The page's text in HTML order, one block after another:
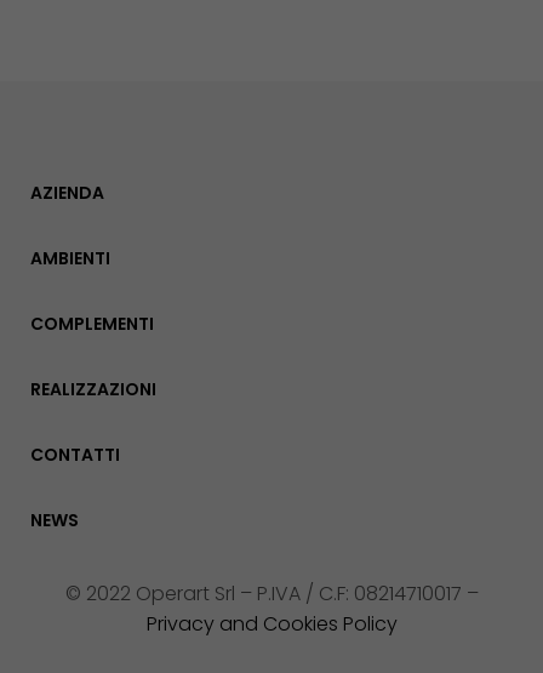
AZIENDA
AMBIENTI
COMPLEMENTI
REALIZZAZIONI
CONTATTI
NEWS
© 2022 Operart Srl – P.IVA / C.F: 08214710017 –
Privacy and Cookies Policy